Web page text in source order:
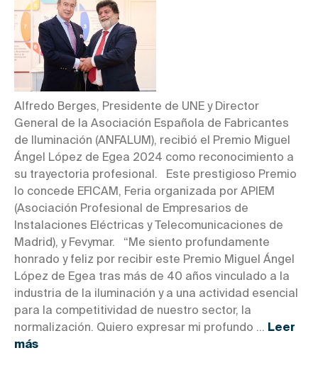
Alfredo Berges, Presidente de UNE y Director
General de la Asociación Española de Fabricantes
de Iluminación (ANFALUM), recibió el Premio Miguel
Ángel López de Egea 2024 como reconocimiento a
su trayectoria profesional. Este prestigioso Premio
lo concede EFICAM, Feria organizada por APIEM
(Asociación Profesional de Empresarios de
Instalaciones Eléctricas y Telecomunicaciones de
Madrid), y Fevymar. “Me siento profundamente
honrado y feliz por recibir este Premio Miguel Ángel
López de Egea tras más de 40 años vinculado a la
industria de la iluminación y a una actividad esencial
para la competitividad de nuestro sector, la
normalización. Quiero expresar mi profundo ... Leer
más